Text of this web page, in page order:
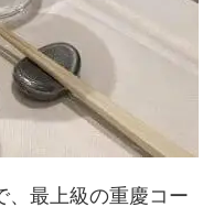
、最上級の重慶コー